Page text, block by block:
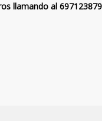
llamando al 697123879